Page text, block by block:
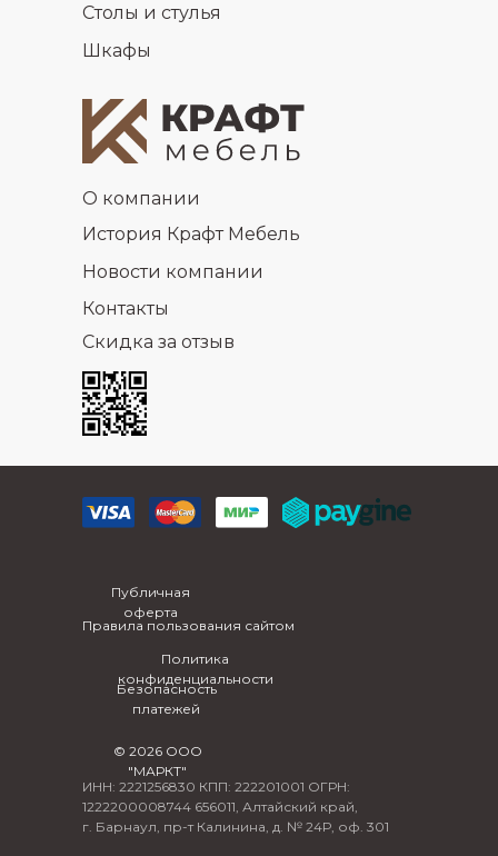
Столы и стулья
Шкафы
О компании
История Крафт Мебель
Новости компании
Контакты
Скидка за отзыв
Публичная
оферта
Правила пользования сайтом
Политика
конфиденциальности
Безопасность
платежей
© 2026 ООО
"МАРКТ"
ИНН: 2221256830 КПП: 222201001 ОГРН:
1222200008744 656011, Алтайский край,
г. Барнаул, пр-т Калинина, д. № 24Р, оф. 301